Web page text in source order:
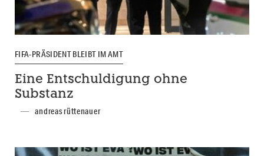
FIFA-PRÄSIDENT BLEIBT IM AMT
Eine Entschuldigung ohne
Substanz
andreas rüttenauer